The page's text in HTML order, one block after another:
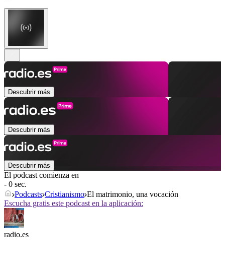
Descubrir más
Descubrir más
Descubrir más
El podcast comienza en
- 0 sec.
Podcasts Cristianismo El matrimonio, una vocación
Escucha gratis este podcast en la aplicación:
radio.es